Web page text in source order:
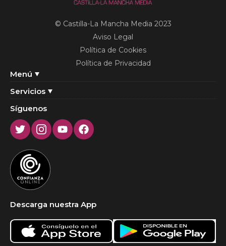
Menú
Servicios
© Castilla-La Mancha Media 2023
Aviso Legal
Política de Cookies
Política de Privacidad
Síguenos
TwitterInstagram
YoutubeFacebook
Descarga nuestra App